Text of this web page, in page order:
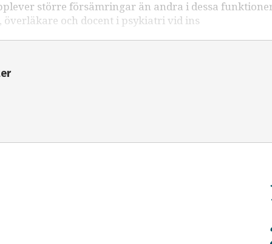
större försämringar än andra i dessa
och docent i psykiatri vid ins